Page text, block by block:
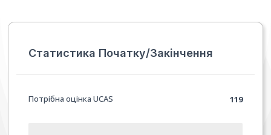
Статистика Початку/Закінчення
Потрібна оцінка UCAS 119